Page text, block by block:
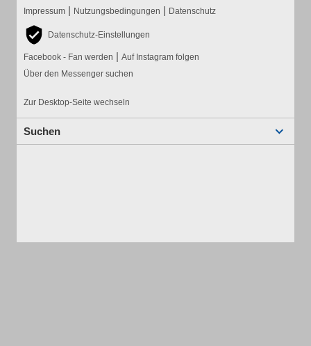
Impressum | Nutzungsbedingungen | Datenschutz
Datenschutz-Einstellungen
Facebook - Fan werden | Auf Instagram folgen
Über den Messenger suchen
Zur Desktop-Seite wechseln
Suchen